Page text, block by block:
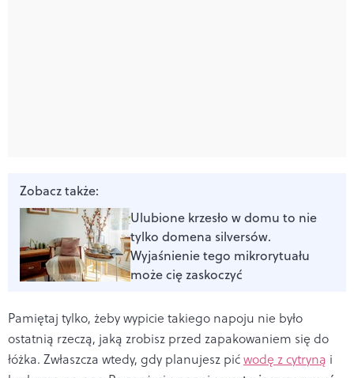
Zobacz także:
Ulubione krzesło w domu to nie
tylko domena silversów.
Wyjaśnienie tego mikrorytuału
może cię zaskoczyć
Pamiętaj tylko, żeby wypicie takiego napoju nie było
ostatnią rzeczą, jaką zrobisz przed zapakowaniem się do
łóżka. Zwłaszcza wtedy, gdy planujesz pićwodę z cytryną i